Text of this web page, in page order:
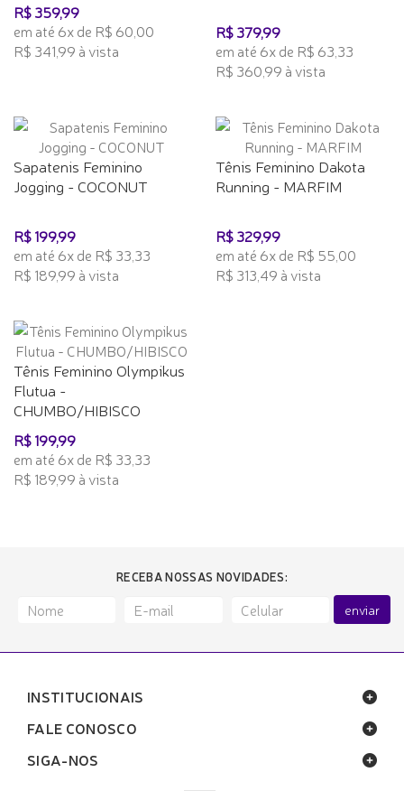
R$ 359,99
em até 6x de R$ 60,00
R$ 341,99 à vista
R$ 379,99
em até 6x de R$ 63,33
R$ 360,99 à vista
Sapatenis Feminino
Jogging - COCONUT
R$ 199,99
em até 6x de R$ 33,33
R$ 189,99 à vista
Tênis Feminino Dakota
Running - MARFIM
R$ 329,99
em até 6x de R$ 55,00
R$ 313,49 à vista
Tênis Feminino Olympikus
Flutua -
CHUMBO/HIBISCO
R$ 199,99
em até 6x de R$ 33,33
R$ 189,99 à vista
RECEBA NOSSAS NOVIDADES:
enviar
INSTITUCIONAIS
FALE CONOSCO
SIGA-NOS